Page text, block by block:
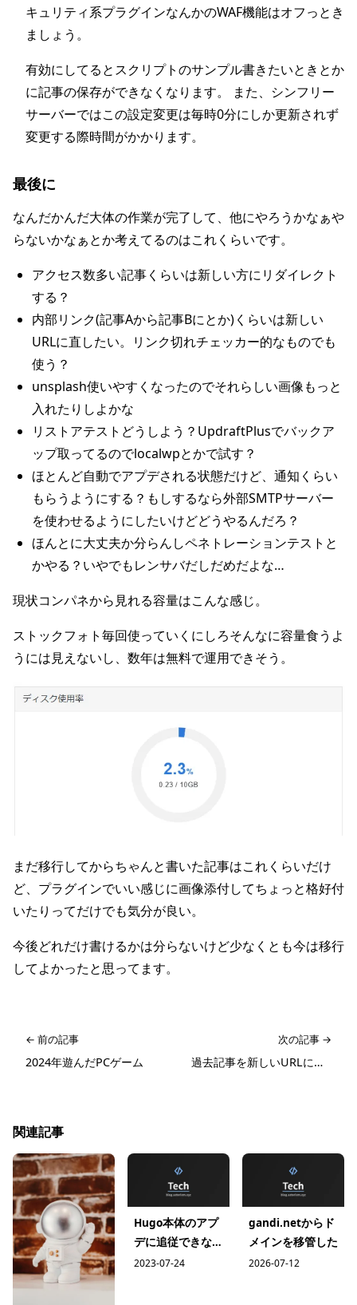
キュリティ系プラグインなんかのWAF機能はオフっとき
ましょう。
有効にしてるとスクリプトのサンプル書きたいときとか
に記事の保存ができなくなります。 また、シンフリー
サーバーではこの設定変更は毎時0分にしか更新されず
変更する際時間がかかります。
最後に
なんだかんだ大体の作業が完了して、他にやろうかなぁや
らないかなぁとか考えてるのはこれくらいです。
アクセス数多い記事くらいは新しい方にリダイレクト
する？
内部リンク(記事Aから記事Bにとか)くらいは新しい
URLに直したい。リンク切れチェッカー的なものでも
使う？
unsplash使いやすくなったのでそれらしい画像もっと
入れたりしよかな
リストアテストどうしよう？UpdraftPlusでバックア
ップ取ってるのでlocalwpとかで試す？
ほとんど自動でアプデされる状態だけど、通知くらい
もらうようにする？もしするなら外部SMTPサーバー
を使わせるようにしたいけどどうやるんだろ？
ほんとに大丈夫か分らんしペネトレーションテストと
かやる？いやでもレンサバだしだめだよな…
現状コンパネから見れる容量はこんな感じ。
ストックフォト毎回使っていくにしろそんなに容量食うよ
うには見えないし、数年は無料で運用できそう。
まだ移行してからちゃんと書いた記事はこれくらいだけ
ど、プラグインでいい感じに画像添付してちょっと格好付
いたりってだけでも気分が良い。
今後どれだけ書けるかは分らないけど少なくとも今は移行
してよかったと思ってます。
← 前の記事
2024年遊んだPCゲーム
次の記事 →
過去記事を新しいURLにリダイレクト
関連記事
Hugo本体のアプ
デに追従できない
って話
2023-07-24
gandi.netからド
メインを移管した
2026-07-12